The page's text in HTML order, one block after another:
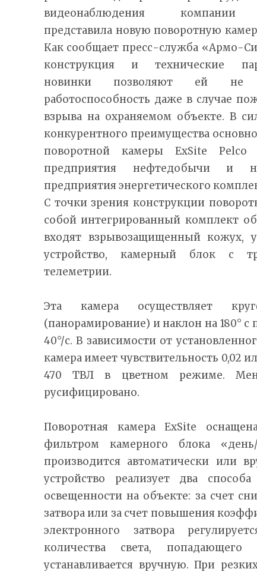
видеонаблюдения компании
представила новую поворотную
Как сообщает пресс-служба «Армо-
конструкция и технические
новинки позволяют ей не
работоспособность даже в случае
взрыва на охраняемом объекте. В
конкурентного преимущества
поворотной камеры ExSite Pelco
предприятия нефтедобычи и
предприятия энергетического
С точки зрения конструкции
собой интегрированный комплект
входят взрывозащищенный кожух,
устройство, камерный блок с
телеметрии.
Эта камера осуществляет
(панорамирование) и наклон на 180°
40°/с. В зависимости от
камера имеет чувствительность 0,02
470 ТВЛ в цветном режиме.
русифицировано.
Поворотная камера ExSite
фильтром камерного блока
производится автоматически или
устройство реализует два
освещенности на объекте: за счет
затвора или за счет повышения
электронного затвора
количества света,
устанавливается вручную. При